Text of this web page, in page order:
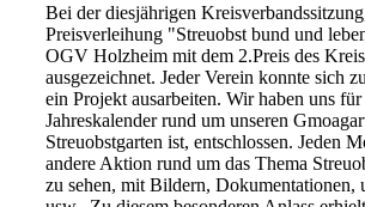
Bei der diesjährigen
Preisverleihung "Streuobst bund und
OGV Holzheim mit dem 2.Preis des
ausgezeichnet. Jeder Verein konnte sich
ein Projekt ausarbeiten. Wir haben uns für
Jahreskalender rund um unseren
Streuobstgarten ist, entschlossen. Jeden
andere Aktion rund um das Thema
zu sehen, mit Bildern, Dokumentationen,